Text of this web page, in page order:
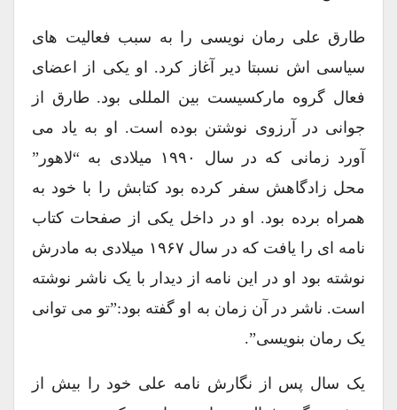
طارق علی رمان نویسی را به سبب فعالیت های
سیاسی اش نسبتا دیر آغاز کرد. او یکی از اعضای
فعال گروه مارکسیست بین المللی بود. طارق از
جوانی در آرزوی نوشتن بوده است. او به یاد می
آورد زمانی که در سال ۱۹۹۰ میلادی به “لاهور”
محل زادگاهش سفر کرده بود کتابش را با خود به
همراه برده بود. او در داخل یکی از صفحات کتاب
نامه ای را یافت که در سال ۱۹۶۷ میلادی به مادرش
نوشته بود او در این نامه از دیدار با یک ناشر نوشته
است. ناشر در آن زمان به او گفته بود:”تو می توانی
یک رمان بنویسی”.
یک سال پس از نگارش نامه علی خود را بیش از